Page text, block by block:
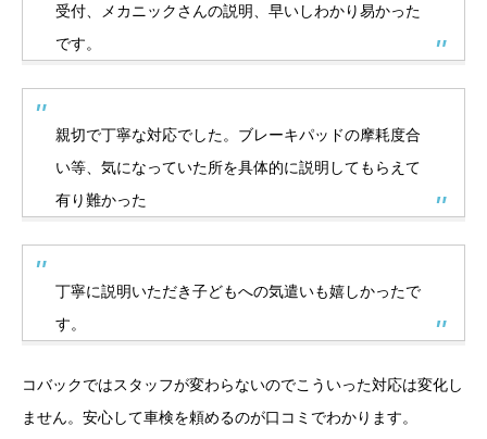
受付、メカニックさんの説明、早いしわかり易かった
です。
親切で丁寧な対応でした。ブレーキパッドの摩耗度合
い等、気になっていた所を具体的に説明してもらえて
有り難かった
丁寧に説明いただき子どもへの気遣いも嬉しかったで
す。
コバックではスタッフが変わらないのでこういった対応は変化し
ません。安心して車検を頼めるのが口コミでわかります。